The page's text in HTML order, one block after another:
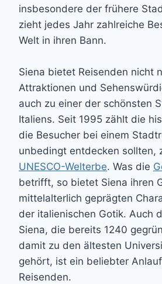
insbesondere der frühere
zieht jedes Jahr zahlreiche
Welt in ihren Bann.
Siena bietet Reisenden nicht
Attraktionen und
auch zu einer der schönsten
Italiens. Seit 1995 zählt die
die Besucher bei einem
unbedingt entdecken sollten,
UNESCO-Welterbe. Was die
betrifft, so bietet Siena ihren
mittelalterlich geprägten
der italienischen Gotik. Auch
Siena, die bereits 1240
damit zu den ältesten
gehört, ist ein beliebter
Reisenden.